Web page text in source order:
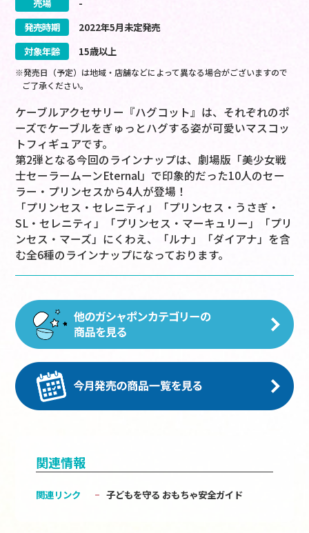
発売時期
2022年5月未定発売
対象年齢
15歳以上
※発売日（予定）は地域・店舗などによって異なる場合がございますので
ご了承ください。
ケーブルアクセサリー『ハグコット』は、それぞれのポ
ーズでケーブルをぎゅっとハグする姿が可愛いマスコッ
トフィギュアです。
第2弾となる今回のラインナップは、劇場版「美少女戦
士セーラームーンEternal」で印象的だった10人のセー
ラー・プリンセスから4人が登場！
「プリンセス・セレニティ」「プリンセス・うさぎ・
SL・セレニティ」「プリンセス・マーキュリー」「プリ
ンセス・マーズ」にくわえ、「ルナ」「ダイアナ」を含
む全6種のラインナップになっております。
関連情報
関連リンク 子どもを守る おもちゃ安全ガイド